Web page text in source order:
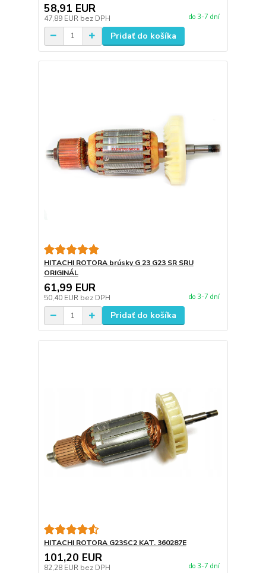
58,91 EUR
47,89 EUR bez DPH do 3-7 dní
Pridať do košíka
HITACHI ROTORA brúsky G 23 G23 SR SRU
ORIGINÁL
61,99 EUR
50,40 EUR bez DPH do 3-7 dní
Pridať do košíka
HITACHI ROTORA G23SC2 KAT. 360287E
101,20 EUR
82,28 EUR bez DPH do 3-7 dní